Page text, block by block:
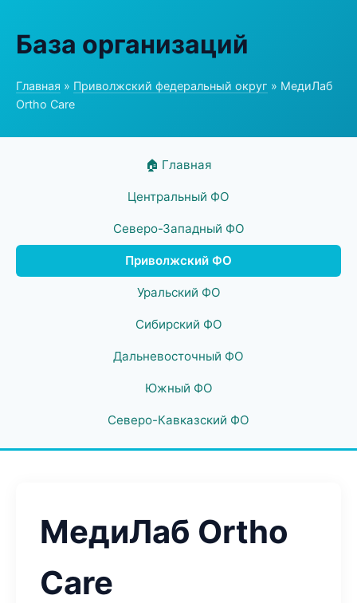
База организаций
Главная » Приволжский федеральный округ » МедиЛаб
Ortho Care
🏠 Главная
Центральный ФО
Северо-Западный ФО
Приволжский ФО
Уральский ФО
Сибирский ФО
Дальневосточный ФО
Южный ФО
Северо-Кавказский ФО
МедиЛаб Ortho
Care